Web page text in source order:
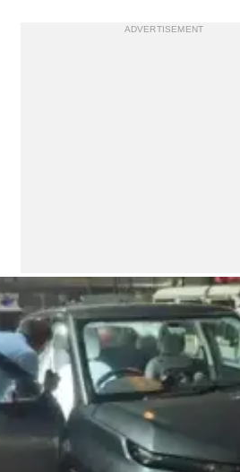
ADVERTISEMENT